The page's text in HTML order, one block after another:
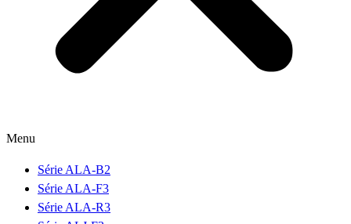
Menu
Série ALA-B2
Série ALA-F3
Série ALA-R3